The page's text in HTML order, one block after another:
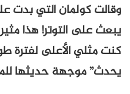
وقالت كولمان التي بدت
يبعث على التوتر! هذا
كنت مثلي الأعلى لفترة
يحدث” موجهة حديثها